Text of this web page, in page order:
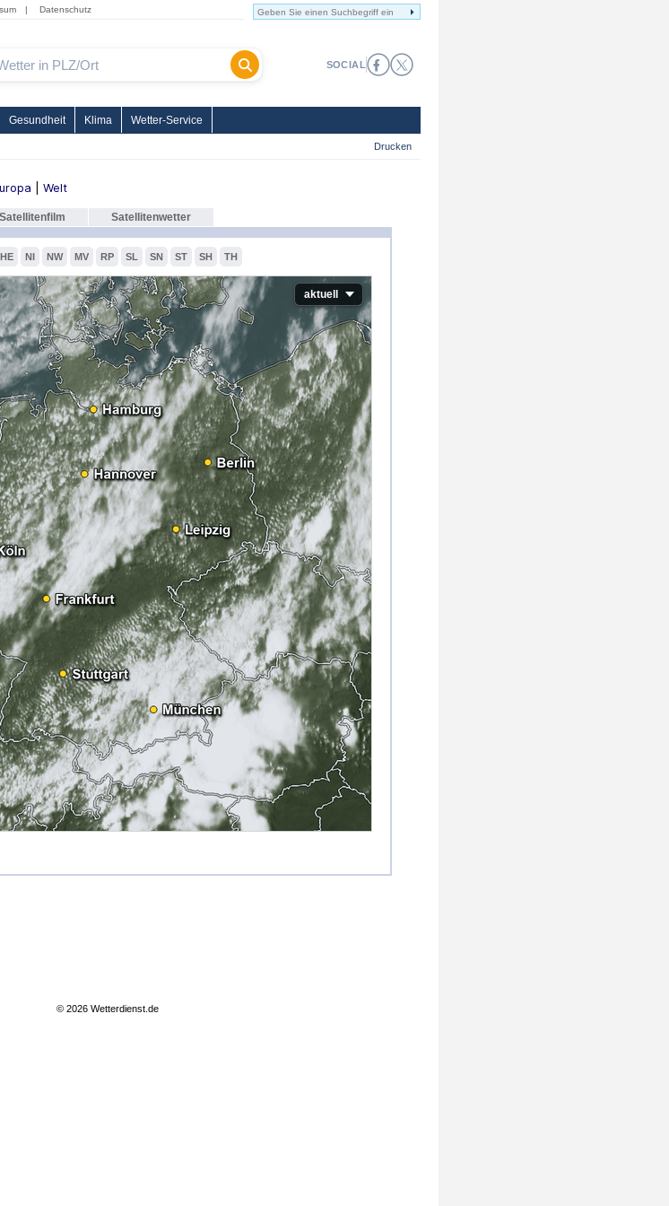
| Datenschutz
SOCIAL
Gesundheit Klima Wetter-Service
Drucken
Welt
Satellitenfilm Satellitenwetter
HE NI NW MV RP SL SN ST SH TH
© 2026 Wetterdienst.de